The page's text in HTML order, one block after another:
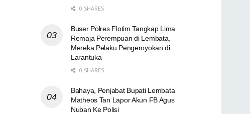
0 SHARES
Buser Polres Flotim Tangkap Lima
Remaja Perempuan di Lembata,
Mereka Pelaku Pengeroyokan di
Larantuka
0 SHARES
Bahaya, Penjabat Bupati Lembata
Matheos Tan Lapor Akun FB Agus
Nuban Ke Polisi